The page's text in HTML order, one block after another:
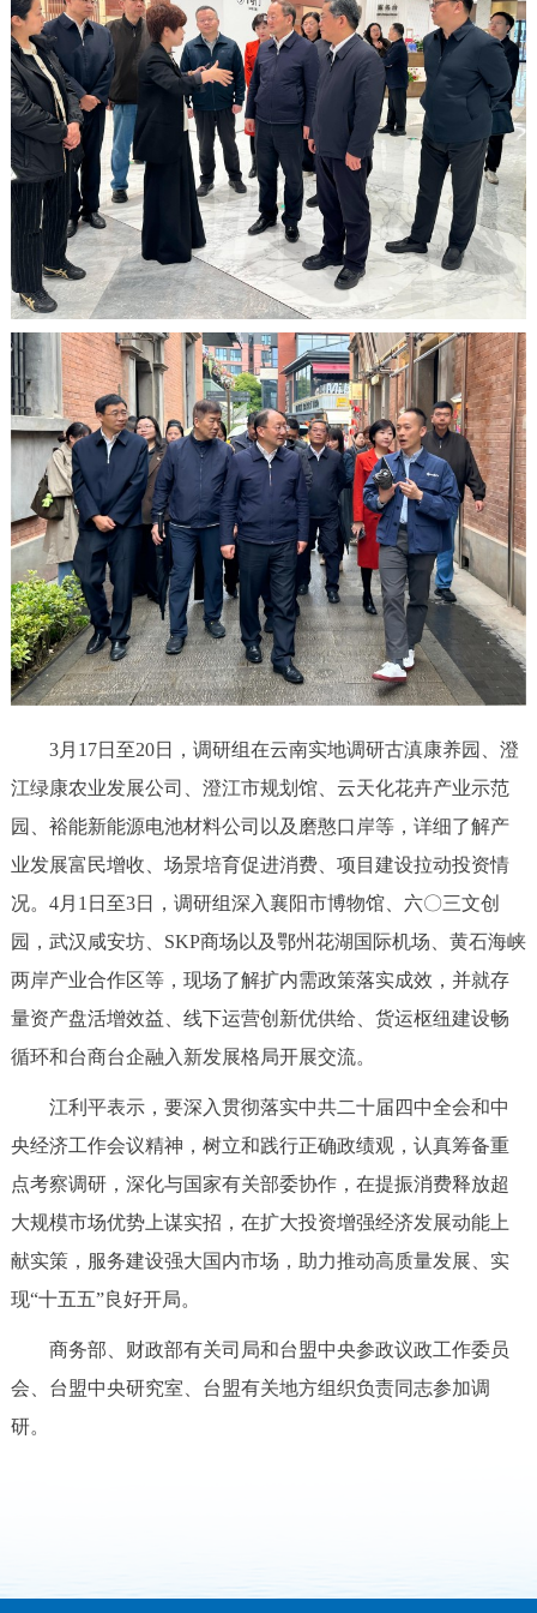
3月17日至20日，调研组在云南实地调研古滇康养园、澄
江绿康农业发展公司、澄江市规划馆、云天化花卉产业示范
园、裕能新能源电池材料公司以及磨憨口岸等，详细了解产
业发展富民增收、场景培育促进消费、项目建设拉动投资情
况。4月1日至3日，调研组深入襄阳市博物馆、六〇三文创
园，武汉咸安坊、SKP商场以及鄂州花湖国际机场、黄石海峡
两岸产业合作区等，现场了解扩内需政策落实成效，并就存
量资产盘活增效益、线下运营创新优供给、货运枢纽建设畅
循环和台商台企融入新发展格局开展交流。
江利平表示，要深入贯彻落实中共二十届四中全会和中
央经济工作会议精神，树立和践行正确政绩观，认真筹备重
点考察调研，深化与国家有关部委协作，在提振消费释放超
大规模市场优势上谋实招，在扩大投资增强经济发展动能上
献实策，服务建设强大国内市场，助力推动高质量发展、实
现“十五五”良好开局。
商务部、财政部有关司局和台盟中央参政议政工作委员
会、台盟中央研究室、台盟有关地方组织负责同志参加调
研。